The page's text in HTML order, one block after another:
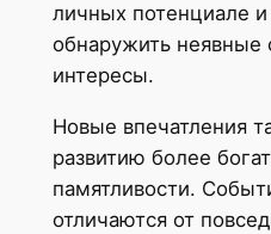
личных потенциале
обнаружить неявные
интересы.
Новые впечатления
развитию более
памятливости.
отличаются от